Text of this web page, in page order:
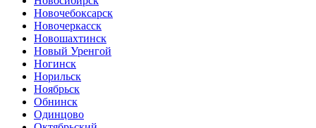
Новочебоксарск
Новочеркасск
Новошахтинск
Новый Уренгой
Ногинск
Норильск
Ноябрьск
Обнинск
Одинцово